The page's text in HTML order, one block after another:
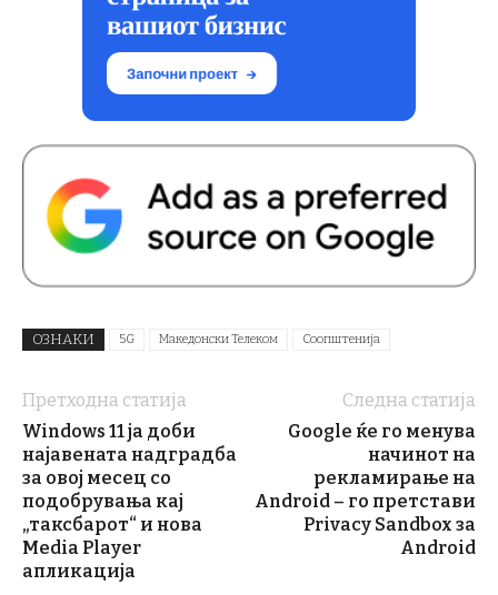
ОЗНАКИ 5G Македонски Телеком Соопштенија
Претходна статија
Windows 11 ја доби
најавената надградба
за овој месец со
подобрувања кај
„таксбарот“ и нова
Media Player
апликација
Следна статија
Google ќе го менува
начинот на
рекламирање на
Android – го претстави
Privacy Sandbox за
Android